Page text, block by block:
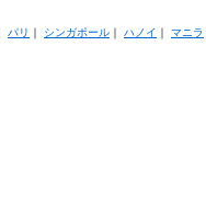
パリ シンガポール｜ ハノイ マニラ